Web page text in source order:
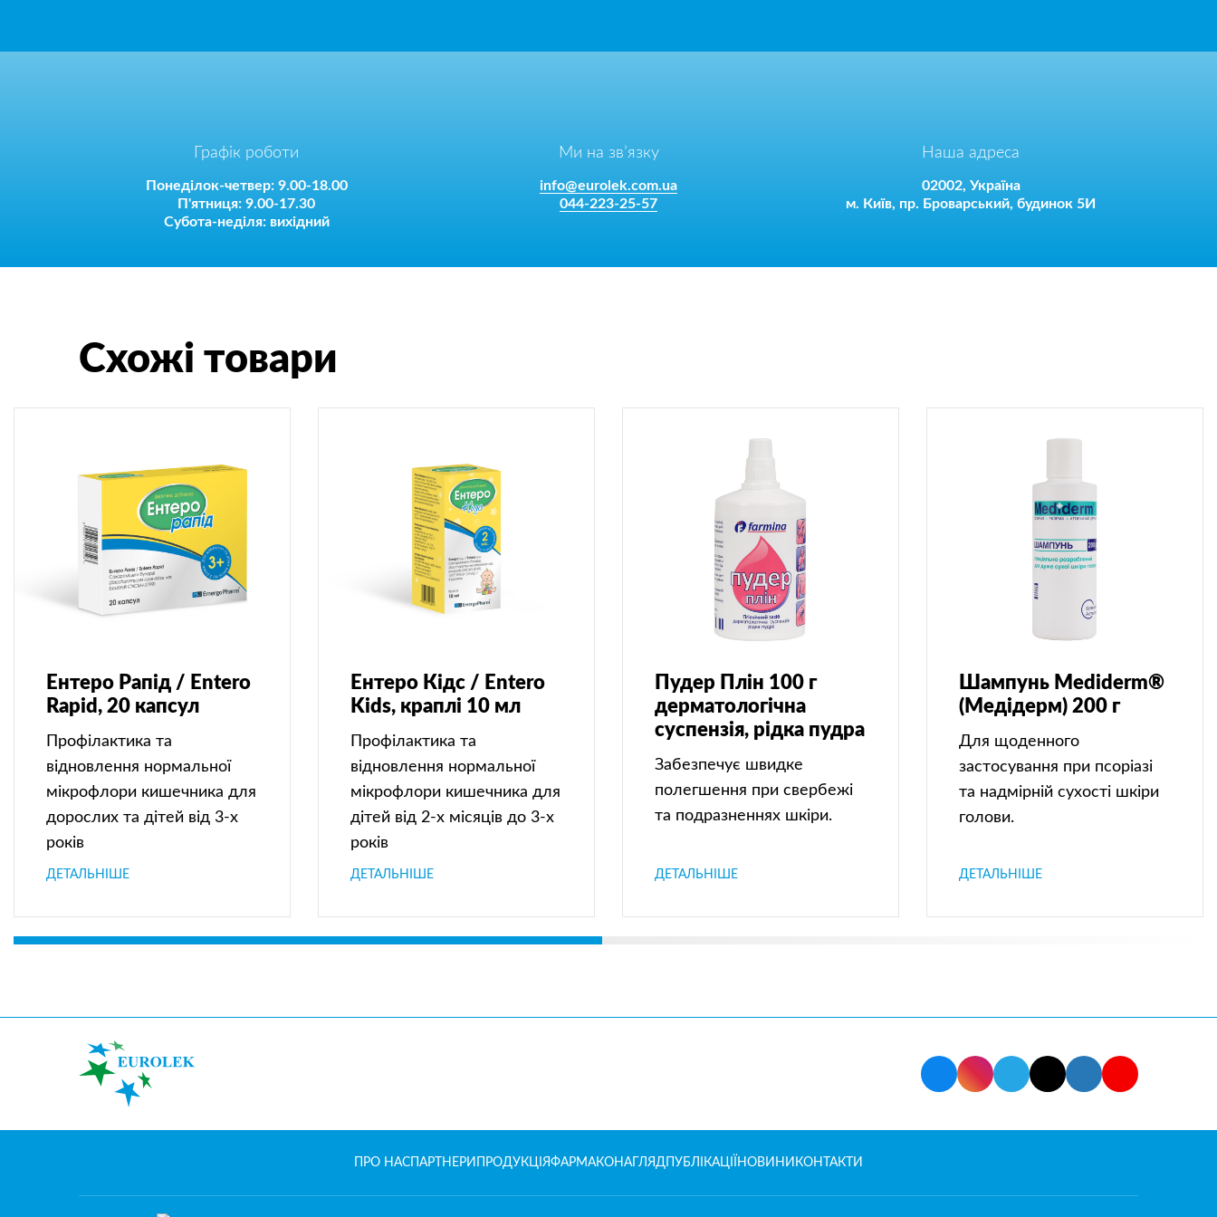
Графік роботи
Понеділок-четвер: 9.00-18.00
П'ятниця: 9.00-17.30
Субота-неділя: вихідний
Ми на зв’язку
info@eurolek.com.ua
044-223-25-57
Наша адреса
02002, Україна
м. Київ, пр. Броварський, будинок 5И
Схожі товари
Ентеро Рапід / Entero
Rapid, 20 капсул
Профілактика та
відновлення нормальної
мікрофлори кишечника для
дорослих та дітей від 3-х
років
ДЕТАЛЬНІШЕ
Ентеро Кідс / Entero
Kids, краплі 10 мл
Профілактика та
відновлення нормальної
мікрофлори кишечника для
дітей від 2-х місяців до 3-х
років
ДЕТАЛЬНІШЕ
Пудер Плін 100 г
дерматологічна
суспензія, рідка пудра
Забезпечує швидке
полегшення при свербежі
та подразненнях шкіри.
ДЕТАЛЬНІШЕ
Шампунь Mediderm®
(Медідерм) 200 г
Для щоденного
застосування при псоріазі
та надмірній сухості шкіри
голови.
ДЕТАЛЬНІШЕ
ПРО НАС ПАРТНЕРИ ПРОДУКЦІЯФАРМАКОНАГЛЯД ПУБЛІКАЦІЇ НОВИНИ КОНТАКТИ